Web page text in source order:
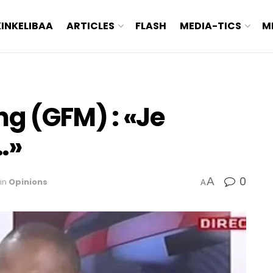
ARTICLES FLASH MEDIA-TICS
(GFM) : «Je
in Opinions AA 0